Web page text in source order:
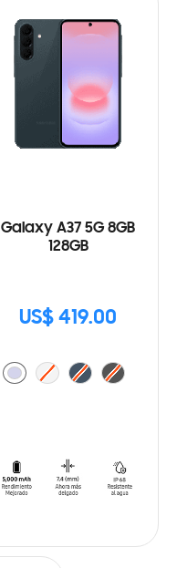
Galaxy A37 5G 8GB
128GB
US$ 419.00